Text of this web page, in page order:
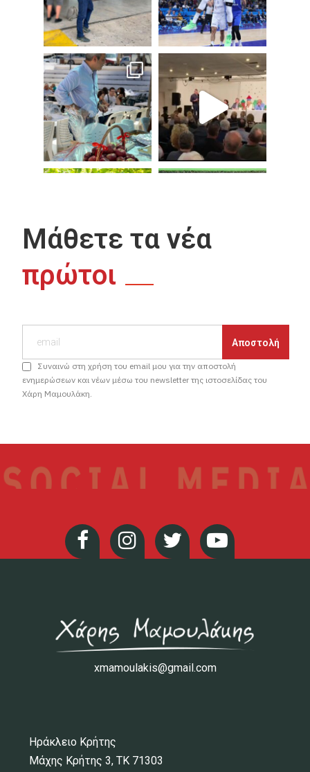
Μάθετε τα νέα
πρώτοι
Συναινώ στη χρήση του email μου για την αποστολή
ενημερώσεων και νέων μέσω του newsletter της ιστοσελίδας του
Χάρη Μαμουλάκη.
xmamoulakis@gmail.com
Ηράκλειο Κρήτης
Μάχης Κρήτης 3, ΤΚ 71303